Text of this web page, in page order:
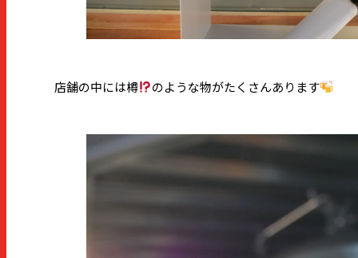
店舗の中には樽 のような物がたくさんあります